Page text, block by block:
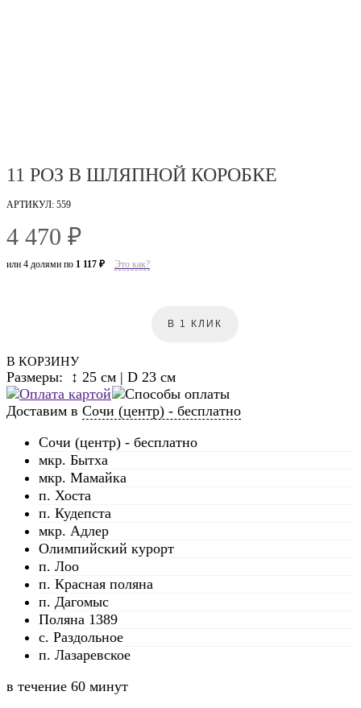
11 РОЗ В ШЛЯПНОЙ КОРОБКЕ
АРТИКУЛ: 559
4 470 ₽
или 4 долями по 1 117 ₽ Это как?
В КОРЗИНУ
В 1 КЛИК
Размеры: ↕ 25 см | D 23 см
Доставим в Сочи (центр) - бесплатно
Сочи (центр) - бесплатно
мкр. Бытха
мкр. Мамайка
п. Хоста
п. Кудепста
мкр. Адлер
Олимпийский курорт
п. Лоо
п. Красная поляна
п. Дагомыс
Поляна 1389
с. Раздольное
п. Лазаревское
в течение 60 минут